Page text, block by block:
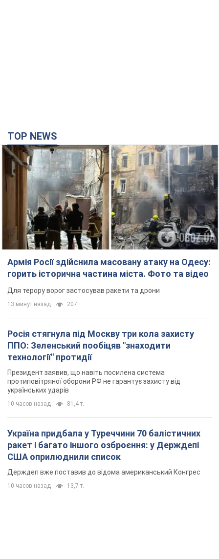
TOP NEWS
Армія Росії здійснила масовану атаку на Одесу:
горить історична частина міста. Фото та відео
Для терору ворог застосував ракети та дрони
13 минут назад 207
Росія стягнула під Москву три кола захисту
ППО: Зеленський пообіцяв "знаходити
технології" протидії
Президент заявив, що навіть посилена система
протиповітряної оборони РФ не гарантує захисту від
українських ударів
10 часов назад 81,4 т.
Україна придбала у Туреччини 70 балістичних
ракет і багато іншого озброєння: у Держдепі
США оприлюднили список
Держдеп вже поставив до відома американський Конгрес
10 часов назад 13,7 т.